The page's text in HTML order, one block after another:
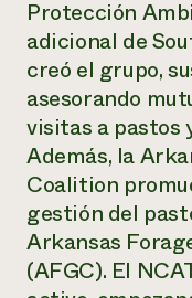
Protección
adicional de
creó el grupo,
asesorando
visitas a pastos
Además, la
Coalition
gestión del
Arkansas
(AFGC). El